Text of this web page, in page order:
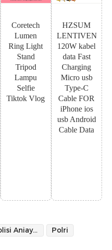
Coretech
Lumen
Ring Light
Stand
Tripod
Lampu
Selfie
Tiktok Vlog
HZSUM
LENTIVEN
120W kabel
data Fast
Charging
Micro usb
Type-C
Cable FOR
iPhone ios
usb Android
Cable Data
Oknum Polisi Aniaya Mahasiswa
Polri